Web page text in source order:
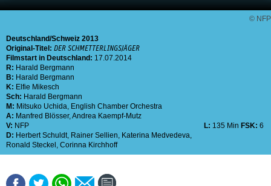
© NFP
Deutschland Schweiz 2013
Original-Titel: DER SCHMETTERLINGSJÄGER
Filmstart in Deutschland: 17.07.2014
R: Harald Bergmann
B: Harald Bergmann
K: Elfie Mikesch
Sch: Harald Bergmann
M: Mitsuko Uchida, English Chamber Orchestra
A: Manfred Blösser,Andrea Kaempf-Mutz
V: NFP L: 135 Min FSK: 6
D: Herbert Schuldt, Rainer Sellien, Katerina Medvedeva,
Ronald Steckel , Corinna Kirchhoff